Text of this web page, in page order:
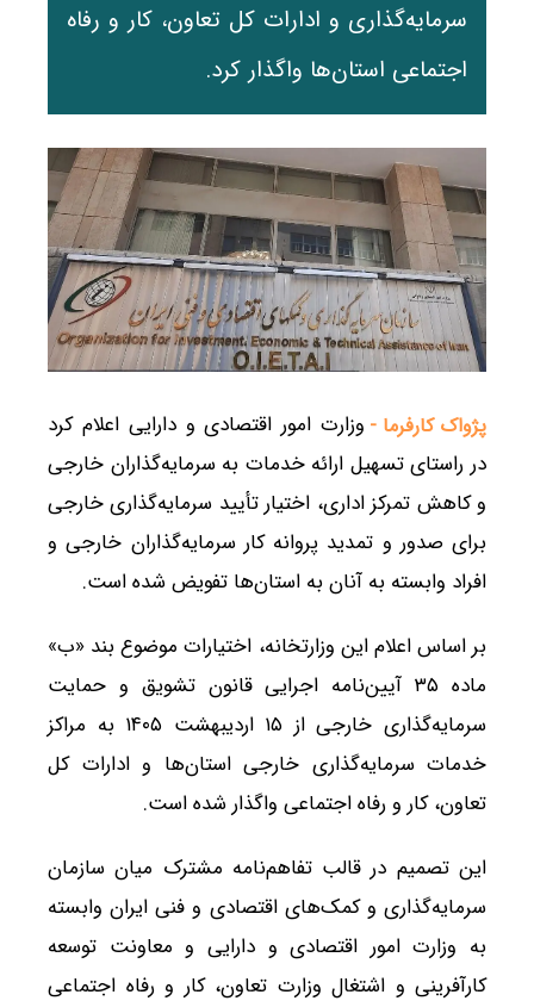
سرمایه‌گذاری و ادارات کل تعاون، کار و رفاه
اجتماعی استان‌ها واگذار کرد.
پژواک کارفرما - وزارت امور اقتصادی و دارایی اعلام کرد
در راستای تسهیل ارائه خدمات به سرمایه‌گذاران خارجی
و کاهش تمرکز اداری، اختیار تأیید سرمایه‌گذاری خارجی
برای صدور و تمدید پروانه کار سرمایه‌گذاران خارجی و
افراد وابسته به آنان به استان‌ها تفویض شده است.
بر اساس اعلام این وزارتخانه، اختیارات موضوع بند «ب»
ماده ۳۵ آیین‌نامه اجرایی قانون تشویق و حمایت
سرمایه‌گذاری خارجی از ۱۵ اردیبهشت ۱۴۰۵ به مراکز
خدمات سرمایه‌گذاری خارجی استان‌ها و ادارات کل
تعاون، کار و رفاه اجتماعی واگذار شده است.
این تصمیم در قالب تفاهم‌نامه مشترک میان سازمان
سرمایه‌گذاری و کمک‌های اقتصادی و فنی ایران وابسته
به وزارت امور اقتصادی و دارایی و معاونت توسعه
کارآفرینی و اشتغال وزارت تعاون، کار و رفاه اجتماعی